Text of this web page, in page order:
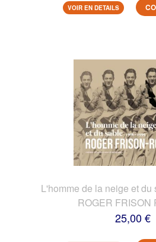
VOIR EN DETAILS
L'homme de la neige et
ROGER FRISON
25,00 €